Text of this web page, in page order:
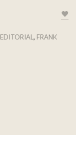
, FRANK